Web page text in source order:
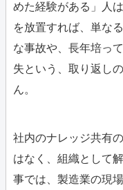
めた経験がある」人
を放置すれば、単な
な事故や、長年培っ
失という、取り返し
ん。
社内のナレッジ共有
はなく、組織として
事では、製造業の現